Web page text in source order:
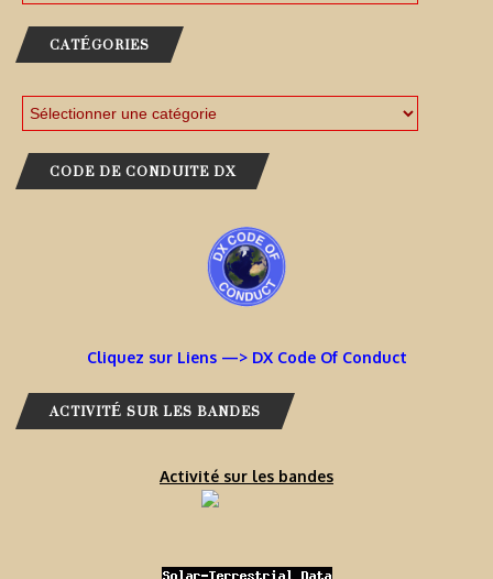
CATÉGORIES
CODE DE CONDUITE DX
Cliquez sur Liens —> DX Code Of Conduct
ACTIVITÉ SUR LES BANDES
Activité sur les bandes